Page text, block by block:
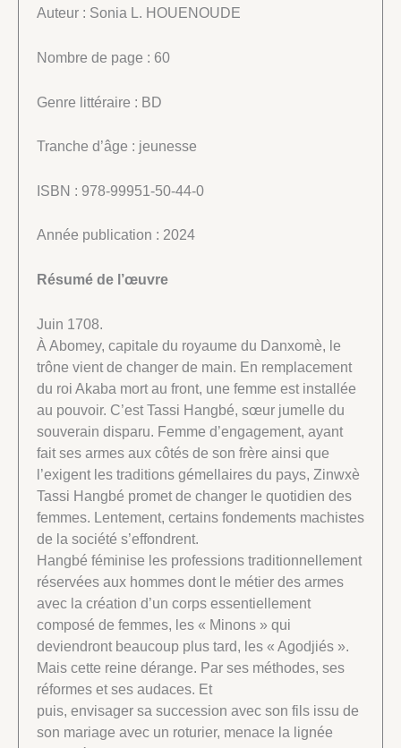
Auteur : Sonia L. HOUENOUDE
Nombre de page : 60
Genre littéraire : BD
Tranche d’âge : jeunesse
ISBN : 978-99951-50-44-0
Année publication : 2024
Résumé de l’œuvre
Juin 1708.
À Abomey, capitale du royaume du Danxomè, le
trône vient de changer de main. En remplacement
du roi Akaba mort au front, une femme est installée
au pouvoir. C’est Tassi Hangbé, sœur jumelle du
souverain disparu. Femme d’engagement, ayant
fait ses armes aux côtés de son frère ainsi que
l’exigent les traditions gémellaires du pays, Zinwxè
Tassi Hangbé promet de changer le quotidien des
femmes. Lentement, certains fondements machistes
de la société s’effondrent.
Hangbé féminise les professions traditionnellement
réservées aux hommes dont le métier des armes
avec la création d’un corps essentiellement
composé de femmes, les « Minons » qui
deviendront beaucoup plus tard, les « Agodjiés ».
Mais cette reine dérange. Par ses méthodes, ses
réformes et ses audaces. Et
puis, envisager sa succession avec son fils issu de
son mariage avec un roturier, menace la lignée